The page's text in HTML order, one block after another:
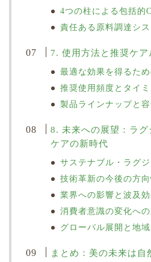
4つの柱による包括的
責任ある原料調達シス
7. 使用方法と推奨ケア
最適な効果を得るた
推奨使用頻度とタイ
製品ラインナップと
8. 未来への展望：ラ
ケアの新時代
サステナブル・ラグ
技術革新の今後の方向
業界への影響と波及効
消費者意識の変化へ
グローバル展開と地
まとめ：美の未来は自